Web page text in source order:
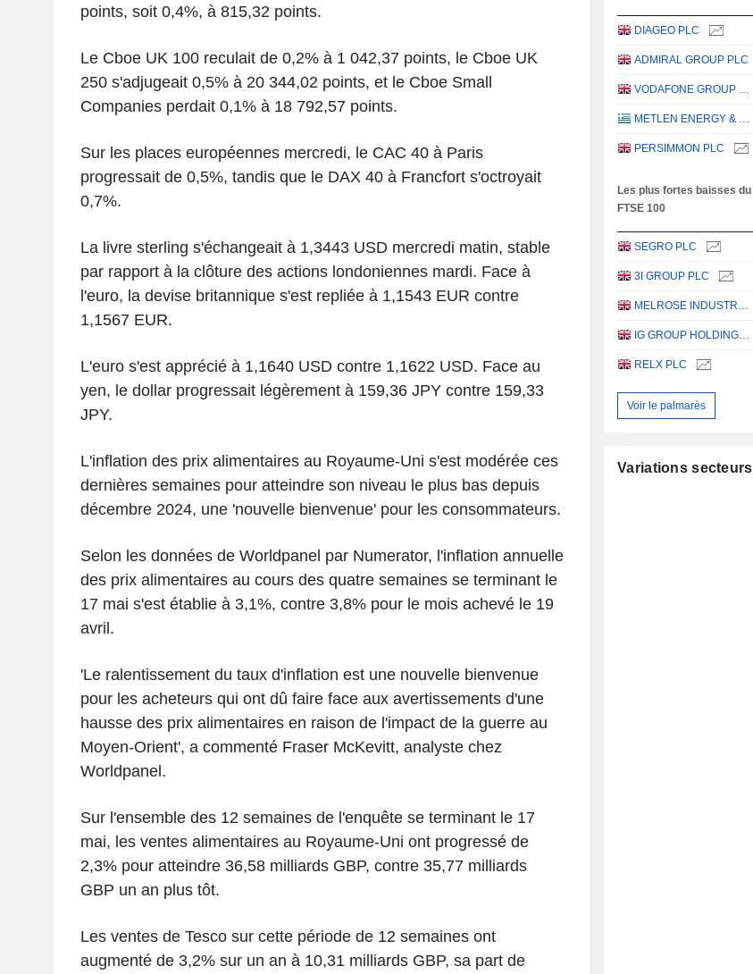
points, soit 0,4%, à 815,32 points.
Le Cboe UK 100 reculait de 0,2% à 1 042,37 points, le Cboe UK
250 s'adjugeait 0,5% à 20 344,02 points, et le Cboe Small
Companies perdait 0,1% à 18 792,57 points.
Sur les places européennes mercredi, le CAC 40 à Paris
progressait de 0,5%, tandis que le DAX 40 à Francfort s'octroyait
0,7%.
La livre sterling s'échangeait à 1,3443 USD mercredi matin, stable
par rapport à la clôture des actions londoniennes mardi. Face à
l'euro, la devise britannique s'est repliée à 1,1543 EUR contre
1,1567 EUR.
L'euro s'est apprécié à 1,1640 USD contre 1,1622 USD. Face au
yen, le dollar progressait légèrement à 159,36 JPY contre 159,33
JPY.
L'inflation des prix alimentaires au Royaume-Uni s'est modérée ces
dernières semaines pour atteindre son niveau le plus bas depuis
décembre 2024, une 'nouvelle bienvenue' pour les consommateurs.
Selon les données de Worldpanel par Numerator, l'inflation annuelle
des prix alimentaires au cours des quatre semaines se terminant le
17 mai s'est établie à 3,1%, contre 3,8% pour le mois achevé le 19
avril.
'Le ralentissement du taux d'inflation est une nouvelle bienvenue
pour les acheteurs qui ont dû faire face aux avertissements d'une
hausse des prix alimentaires en raison de l'impact de la guerre au
Moyen-Orient', a commenté Fraser McKevitt, analyste chez
Worldpanel.
Sur l'ensemble des 12 semaines de l'enquête se terminant le 17
mai, les ventes alimentaires au Royaume-Uni ont progressé de
2,3% pour atteindre 36,58 milliards GBP, contre 35,77 milliards
GBP un an plus tôt.
Les ventes de Tesco sur cette période de 12 semaines ont
augmenté de 3,2% sur un an à 10,31 milliards GBP, sa part de
DIAGEO PLC
ADMIRAL GROUP PLC
VODAFONE GROUP PLC
METLEN ENERGY & METALS PLC
PERSIMMON PLC
Les plus fortes baisses du
FTSE 100
SEGRO PLC
3I GROUP PLC
MELROSE INDUSTRIES PLC
IG GROUP HOLDINGS PLC
RELX PLC
Voir le palmarès
Variations secteurs